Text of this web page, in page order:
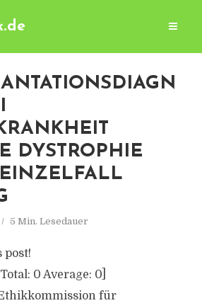
DYSTROPHIE
5 Min. Lesedauer
post!
[Total: 0 Average: 0]
für